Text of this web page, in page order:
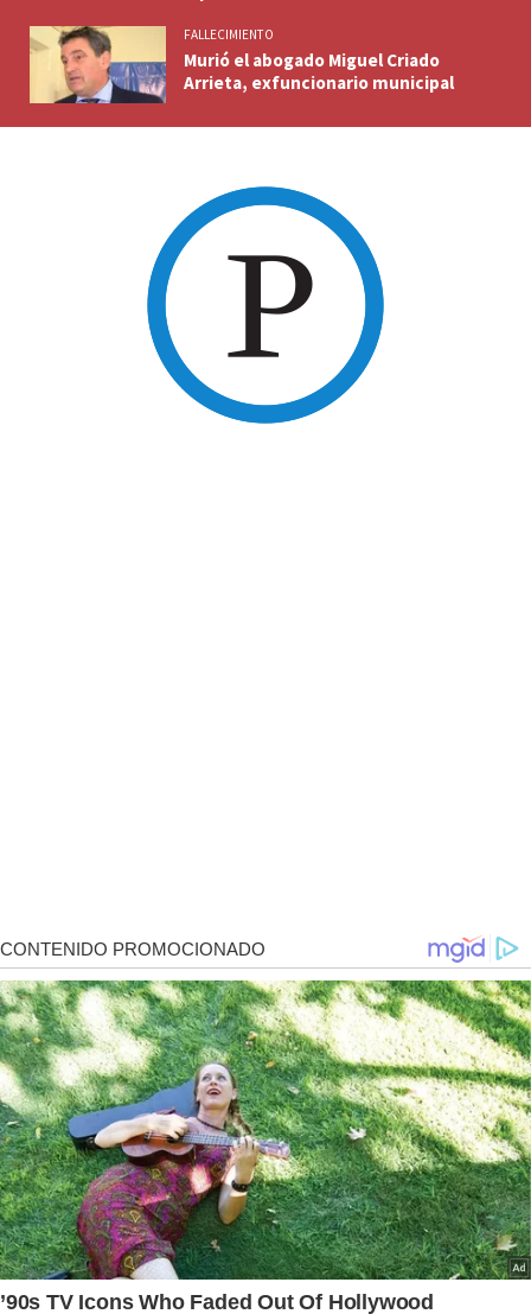
FALLECIMIENTO
Murió el abogado Miguel Criado
Arrieta, exfuncionario municipal